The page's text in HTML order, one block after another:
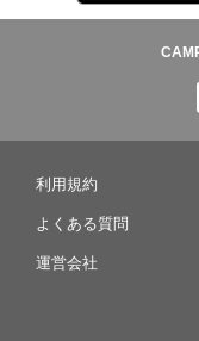
利用規約
よくある質問
運営会社